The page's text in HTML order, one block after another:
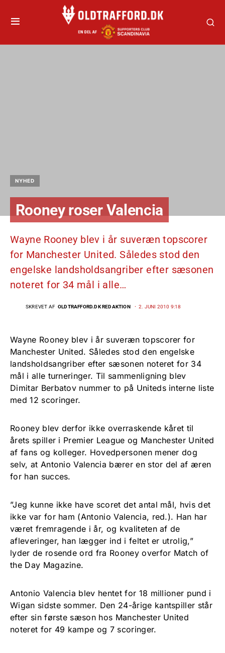
NYHED
Rooney roser Valencia
Wayne Rooney blev i år suveræn topscorer
for Manchester United. Således stod den
engelske landsholdsangriber efter sæsonen
noteret for 34 mål i alle…
SKREVET AF OLDTRAFFORD.DK REDAKTION 2. JUNI 2010 9:18
Wayne Rooney blev i år suveræn topscorer for
Manchester United. Således stod den engelske
landsholdsangriber efter sæsonen noteret for 34
mål i alle turneringer. Til sammenligning blev
Dimitar Berbatov nummer to på Uniteds interne liste
med 12 scoringer.
Rooney blev derfor ikke overraskende kåret til
årets spiller i Premier League og Manchester United
af fans og kolleger. Hovedpersonen mener dog
selv, at Antonio Valencia bærer en stor del af æren
for han succes.
”Jeg kunne ikke have scoret det antal mål, hvis det
ikke var for ham (Antonio Valencia, red.). Han har
været fremragende i år, og kvaliteten af de
afleveringer, han lægger ind i feltet er utrolig,”
lyder de rosende ord fra Rooney overfor Match of
the Day Magazine.
Antonio Valencia blev hentet for 18 millioner pund i
Wigan sidste sommer. Den 24-årige kantspiller står
efter sin første sæson hos Manchester United
noteret for 49 kampe og 7 scoringer.